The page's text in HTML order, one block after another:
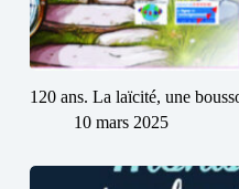
120 ans. La laïcité, une
10 mars 2025